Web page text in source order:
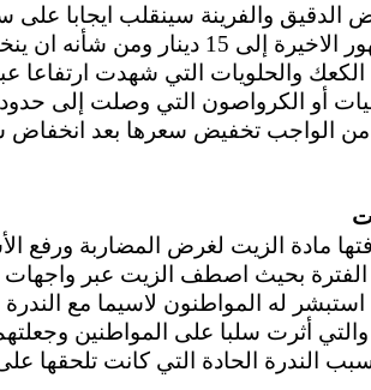
والفرينة سينقلب ايجابا على
الخبز الذي ارتفع في الشهور الاخيرة إلى 15 دينار ومن
الكعك والحلويات التي شهدت ارتفاعا
من الواجب تخفيض سعرها بعد انخفاض
مادة الزيت لغرض المضاربة ورفع
الفترة بحيث اصطف الزيت عبر واجهات
له المواطنون لاسيما مع الندرة
والتي أثرت سلبا على المواطنين
الندرة الحادة التي كانت تلحقها